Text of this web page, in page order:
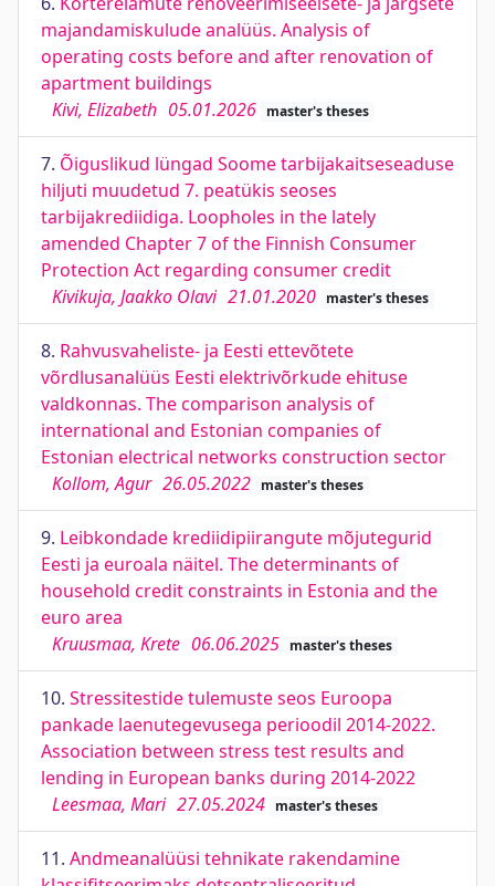
majandamiskulude analüüs. Analysis of
operating costs before and after renovation of
apartment buildings
Kivi, Elizabeth 05.01.2026 master's theses
7. Õiguslikud lüngad Soome tarbijakaitseseaduse
hiljuti muudetud 7. peatükis seoses
tarbijakrediidiga. Loopholes in the lately
amended Chapter 7 of the Finnish Consumer
Protection Act regarding consumer credit
Kivikuja, Jaakko Olavi 21.01.2020 master's theses
8. Rahvusvaheliste- ja Eesti ettevõtete
võrdlusanalüüs Eesti elektrivõrkude ehituse
valdkonnas. The comparison analysis of
international and Estonian companies of
Estonian electrical networks construction sector
Kollom, Agur 26.05.2022 master's theses
9. Leibkondade krediidipiirangute mõjutegurid
Eesti ja euroala näitel. The determinants of
household credit constraints in Estonia and the
euro area
Kruusmaa, Krete 06.06.2025 master's theses
10. Stressitestide tulemuste seos Euroopa
pankade laenutegevusega perioodil 2014-2022.
Association between stress test results and
lending in European banks during 2014-2022
Leesmaa, Mari 27.05.2024 master's theses
11. Andmeanalüüsi tehnikate rakendamine